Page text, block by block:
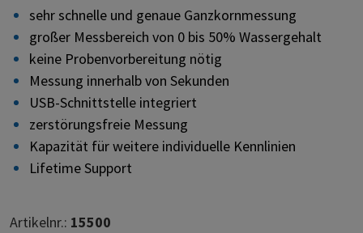
sehr schnelle und genaue Ganzkornmessung
großer Messbereich von 0 bis 50% Wassergehalt
keine Probenvorbereitung nötig
Messung innerhalb von Sekunden
USB-Schnittstelle integriert
zerstörungsfreie Messung
Kapazität für weitere individuelle Kennlinien
Lifetime Support
Artikelnr.: 15500